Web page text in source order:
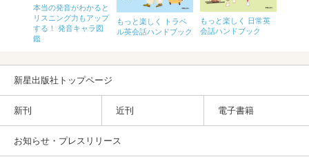
本当の発音がわかると
リスニング力もアップ
する！ 発音キャラ図
鑑
もっと楽しく トラベ
ル英会話ハンドブック
もっと楽しく 日常英
会話ハンドブック
新星出版社トップページ
新刊 近刊 電子書籍
お知らせ・プレスリリース